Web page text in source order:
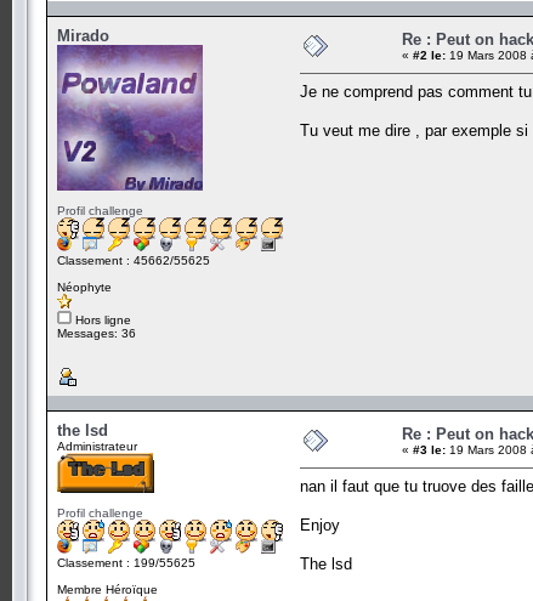
Mirado
Profil challenge
Classement : 45662/55625
Néophyte
Hors ligne
Messages: 36
Re : Peut on
« #2 le: 19 Mars 2008
Je ne comprend pas comment
Tu veut me dire , par exemple
the lsd
Administrateur
Profil challenge
Classement : 199/55625
Membre Héroïque
Re : Peut on
« #3 le: 19 Mars 2008
nan il faut que tu truove des
Enjoy
The lsd